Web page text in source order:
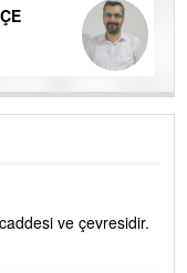
ve çevresidir.